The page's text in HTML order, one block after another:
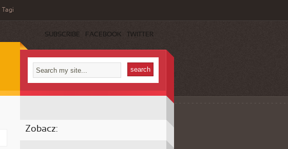
Tagi
SUBSCRIBE FACEBOOK TWITTER
Zobacz: